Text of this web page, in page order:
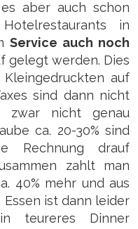
aber auch schon
in
Service auch noch
gelegt werden. Dies
auf
sind dann nicht
nicht genau
ca. 20-30% sind
Rechnung drauf
zahlt man
40% mehr und aus
ist dann leider
teureres Dinner